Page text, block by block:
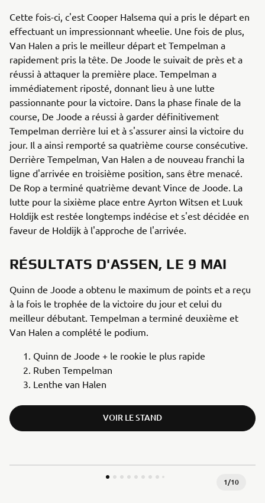
Cette fois-ci, c'est Cooper Halsema qui a pris le départ en
effectuant un impressionnant wheelie. Une fois de plus,
Van Halen a pris le meilleur départ et Tempelman a
rapidement pris la tête. De Joode le suivait de près et a
réussi à attaquer la première place. Tempelman a
immédiatement riposté, donnant lieu à une lutte
passionnante pour la victoire. Dans la phase finale de la
course, De Joode a réussi à garder définitivement
Tempelman derrière lui et à s'assurer ainsi la victoire du
jour. Il a ainsi remporté sa quatrième course consécutive.
Derrière Tempelman, Van Halen a de nouveau franchi la
ligne d'arrivée en troisième position, sans être menacé.
De Rop a terminé quatrième devant Vince de Joode. La
lutte pour la sixième place entre Ayrton Witsen et Luuk
Holdijk est restée longtemps indécise et s'est décidée en
faveur de Holdijk à l'approche de l'arrivée.
RÉSULTATS D'ASSEN, LE 9 MAI
Quinn de Joode a obtenu le maximum de points et a reçu
à la fois le trophée de la victoire du jour et celui du
meilleur débutant. Tempelman a terminé deuxième et
Van Halen a complété le podium.
Quinn de Joode + le rookie le plus rapide
Ruben Tempelman
Lenthe van Halen
VOIR LE STAND
1/10